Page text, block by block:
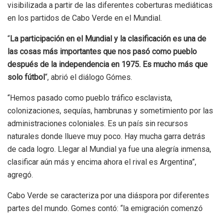
visibilizada a partir de las diferentes coberturas mediáticas
en los partidos de Cabo Verde en el Mundial.
“La participación en el Mundial y la clasificación es una de
las cosas más importantes que nos pasó como pueblo
después de la independencia en 1975. Es mucho más que
solo fútbol “, abrió el diálogo Gómes.
“Hemos pasado como pueblo tráfico esclavista,
colonizaciones, sequías, hambrunas y sometimiento por las
administraciones coloniales. Es un país sin recursos
naturales donde llueve muy poco. Hay mucha garra detrás
de cada logro. Llegar al Mundial ya fue una alegría inmensa,
clasificar aún más y encima ahora el rival es Argentina”,
agregó.
Cabo Verde se caracteriza por una diáspora por diferentes
partes del mundo. Gomes contó: “la emigración comenzó